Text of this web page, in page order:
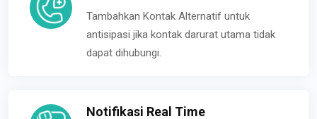
Tambahkan Kontak Alternatif untuk
antisipasi jika kontak darurat utama tidak
dapat dihubungi.
Notifikasi Real Time